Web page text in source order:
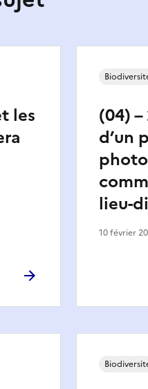
les
(04)
d’un
lieu-
10 février